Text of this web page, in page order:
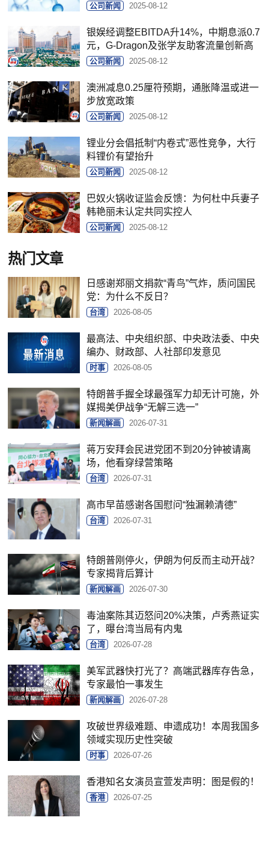
公司新闻 2025-08-12
银娱经调整EBITDA升14%，中期息派0.7
元，G-Dragon及张学友助客流量创新高
公司新闻 2025-08-12
澳洲减息0.25厘符预期，通胀降温或进一
步放宽政策
公司新闻 2025-08-12
锂业分会倡抵制“内卷式”恶性竞争，大行
料锂价有望抬升
公司新闻 2025-08-12
巴奴火锅收证监会反馈：为何杜中兵妻子
韩艳丽未认定共同实控人
公司新闻 2025-08-12
热门文章
日感谢郑丽文捐款“青鸟”气炸，质问国民
党：为什么不反日？
台湾 2026-08-05
最高法、中央组织部、中央政法委、中央
编办、财政部、人社部印发意见
时事 2026-08-05
特朗普手握全球最强军力却无计可施，外
媒揭美伊战争“无解三选一”
新闻解画 2026-07-31
蒋万安拜会民进党团不到20分钟被请离
场，他看穿绿营策略
台湾 2026-07-31
高市早苗感谢各国慰问“独漏赖清德”
台湾 2026-07-31
特朗普刚停火，伊朗为何反而主动开战？
专家揭背后算计
新闻解画 2026-07-30
毒油案陈其迈怒问20%决策，卢秀燕证实
了，曝台湾当局有内鬼
台湾 2026-07-28
美军武器快打光了？高端武器库存告急，
专家最怕一事发生
新闻解画 2026-07-28
攻破世界级难题、申遗成功！本周我国多
领域实现历史性突破
时事 2026-07-26
香港知名女演员宣萱发声明：图是假的！
香港 2026-07-25